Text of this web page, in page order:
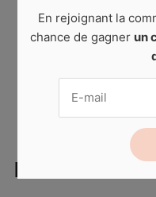
calendriers de
Trackbacks are
←
LAISSER UN
En rejoignant la
chance de gagner un